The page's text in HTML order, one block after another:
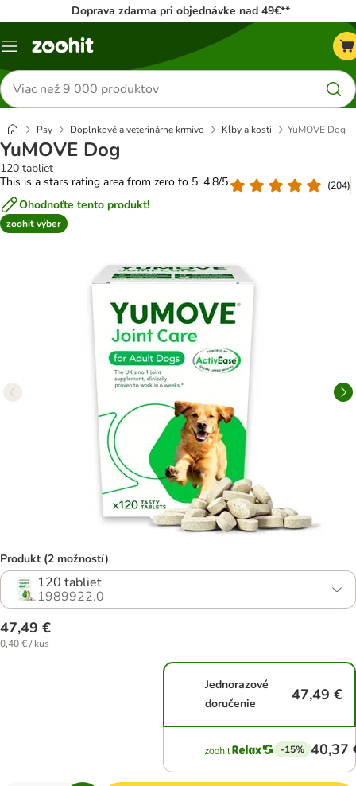
Doprava zdarma pri objednávke nad 49€**
Kategórie
Hľadať
produkty
Psy Doplnkové a veterinárne krmivo Kĺby a kosti YuMOVE Dog
YuMOVE Dog
120 tabliet
This is a stars rating area from zero to 5: 4.8/5
(204)
Ohodnoťte tento produkt!
zoohit výber
Produkt (2 možností)
120 tabliet
1989922.0
47,49 €
0,40 € / kus
Jednorazové
doručenie
47,49 €
-15% 40,37